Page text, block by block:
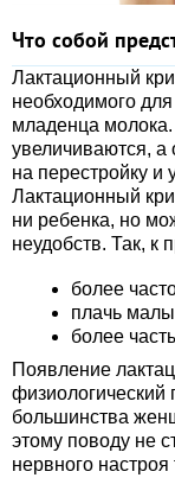
Что собой
Лактационный
необходимого
младенца молока.
увеличиваются,
на перестройку и
Лактационный
ни ребенка, но
неудобств. Так, к
более
плачь
более
Появление
физиологический
большинства
этому поводу не
нервного настроя